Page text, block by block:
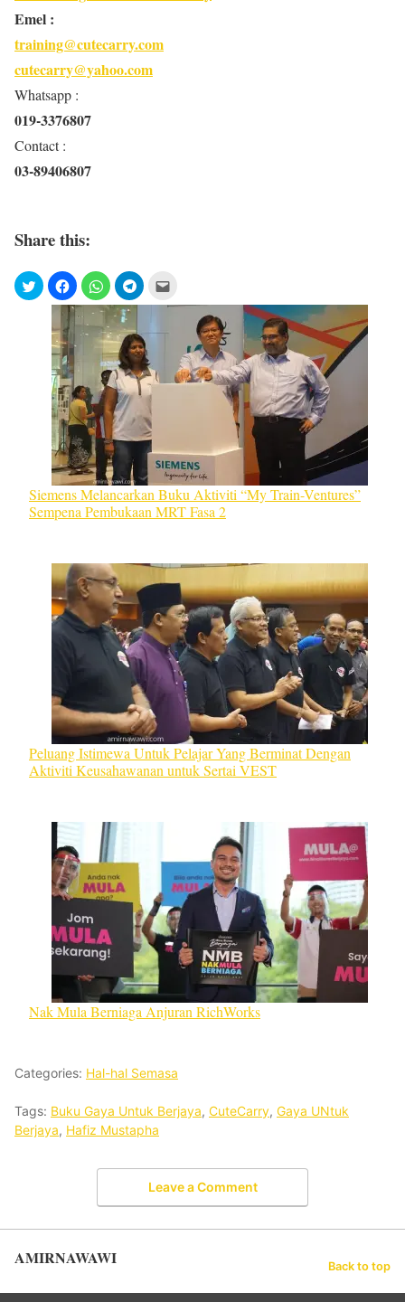
Emel :
training@cutecarry.com
cutecarry@yahoo.com
Whatsapp :
019-3376807
Contact :
03-89406807
Share this:
Siemens Melancarkan Buku Aktiviti “My Train-Ventures”
Sempena Pembukaan MRT Fasa 2
Peluang Istimewa Untuk Pelajar Yang Berminat Dengan
Aktiviti Keusahawanan untuk Sertai VEST
Nak Mula Berniaga Anjuran RichWorks
Categories: Hal-hal Semasa
Tags: Buku Gaya Untuk Berjaya, CuteCarry, Gaya UNtuk
Berjaya, Hafiz Mustapha
Leave a Comment
AMIRNAWAWI Back to top